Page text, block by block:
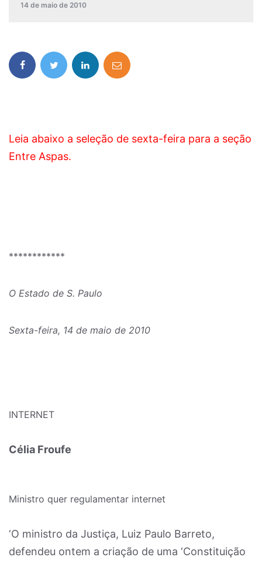
14 de maio de 2010
Leia abaixo a seleção de sexta-feira para a seção
Entre Aspas.
************
O Estado de S. Paulo
Sexta-feira, 14 de maio de 2010
INTERNET
Célia Froufe
Ministro quer regulamentar internet
‘O ministro da Justiça, Luiz Paulo Barreto,
defendeu ontem a criação de uma ‘Constituição